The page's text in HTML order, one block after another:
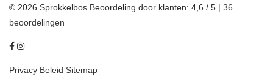
© 2026 Sprokkelbos Beoordeling door klanten: 4,6 / 5 | 36
beoordelingen
Privacy Beleid Sitemap